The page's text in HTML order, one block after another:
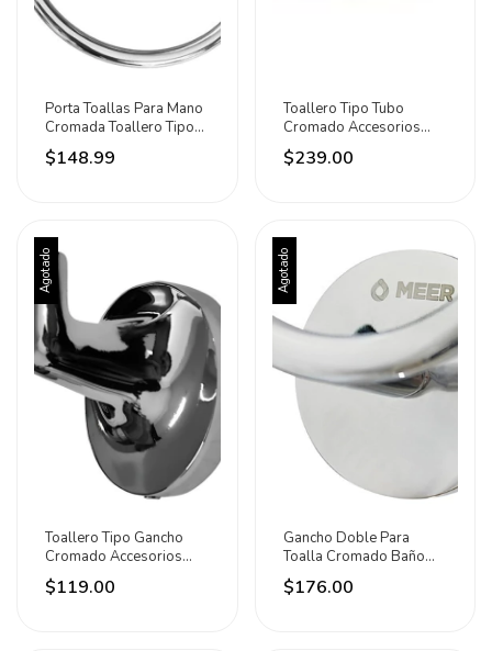
Porta Toallas Para Mano
Cromada Toallero Tipo
Aro Meer Plateado
$148.99
Toallero Tipo Tubo
Cromado Accesorios
Baño Regadera Meer
Plateado
$239.00
Agotado
Toallero Tipo Gancho
Cromado Accesorios
Baño Regadera Meer
Plateado
$119.00
Agotado
Gancho Doble Para
Toalla Cromado Baño
Accesorios Meer
$176.00